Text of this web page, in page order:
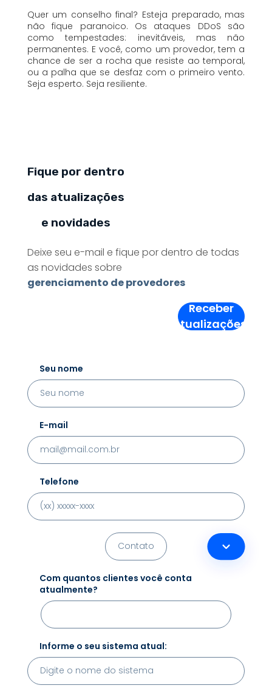
Quer um conselho final? Esteja preparado, mas
não fique paranoico. Os ataques DDoS são
como tempestades: inevitáveis, mas não
permanentes. E você, como um provedor, tem a
chance de ser a rocha que resiste ao temporal,
ou a palha que se desfaz com o primeiro vento.
Seja esperto. Seja resiliente.
Fique por dentro
das atualizações
e novidades
Deixe seu e-mail e fique por dentro de todas
as novidades sobre
gerenciamento de provedores
Receber
Atualizações!
Seu nome
E-mail
Telefone
Com quantos clientes você conta
atualmente?
Informe o seu sistema atual: